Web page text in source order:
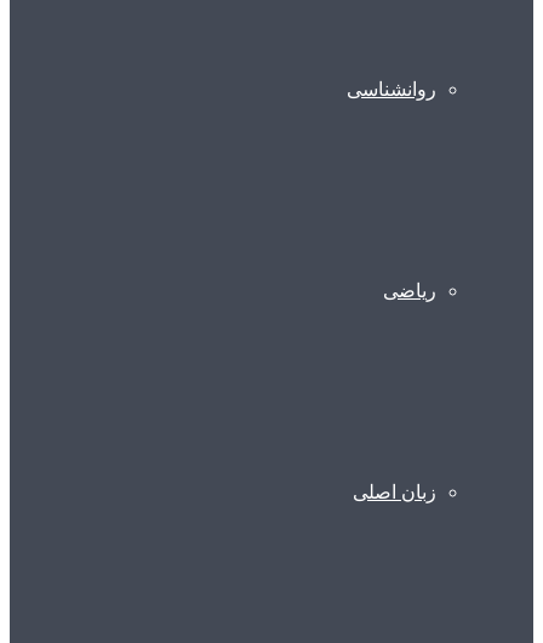
روانشناسی
ریاضی
زبان اصلی